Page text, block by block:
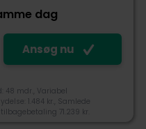
er i dag den største
dag
Ansøg nu
48 mdr., Variabel
1.484 kr., Samlede
71.239 kr.